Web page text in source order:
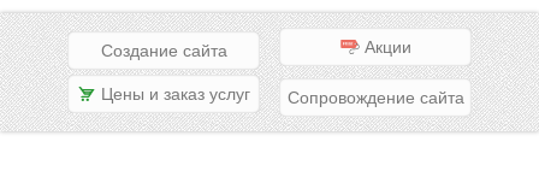
Создание сайта Акции
Цены и заказ услуг Сопровождение сайта